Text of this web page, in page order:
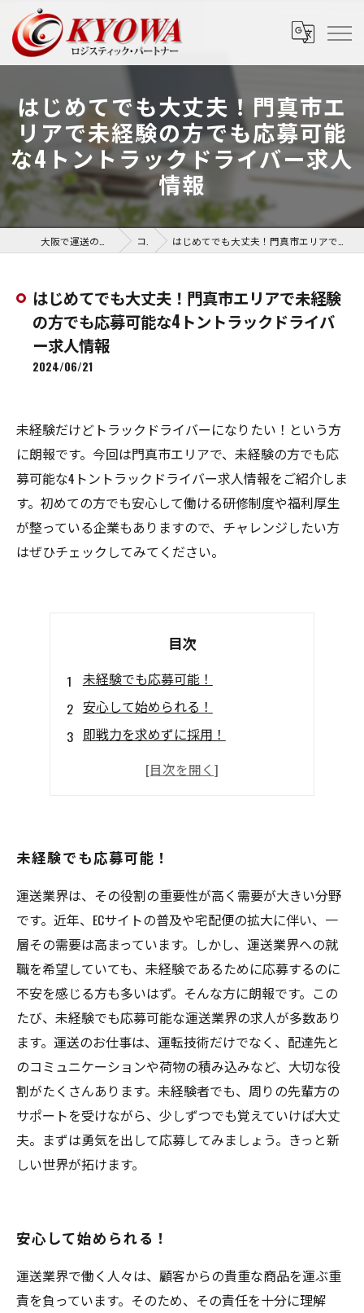
はじめてでも大丈夫！門真市エ
リアで未経験の方でも応募可能
な4トントラックドライバー求人
情報
コラム はじめてでも大丈夫！門真市エリアで未経験の方でも応募可能な4トントラックドライバー求人情報
はじめてでも大丈夫！門真市エリアで未経験
の方でも応募可能な4トントラックドライバ
ー求人情報
2024/06/21
未経験だけどトラックドライバーになりたい！という方
に朗報です。今回は門真市エリアで、未経験の方でも応
募可能な4トントラックドライバー求人情報をご紹介しま
す。初めての方でも安心して働ける研修制度や福利厚生
が整っている企業もありますので、チャレンジしたい方
はぜひチェックしてみてください。
目次
未経験でも応募可能！
安心して始められる！
即戦力を求めずに採用！
しっかり稼げる！
未経験でも応募可能！
運送業界は、その役割の重要性が高く需要が大きい分野
です。近年、ECサイトの普及や宅配便の拡大に伴い、一
層その需要は高まっています。しかし、運送業界への就
職を希望していても、未経験であるために応募するのに
不安を感じる方も多いはず。そんな方に朗報です。この
たび、未経験でも応募可能な運送業界の求人が多数あり
ます。運送のお仕事は、運転技術だけでなく、配達先と
のコミュニケーションや荷物の積み込みなど、大切な役
割がたくさんあります。未経験者でも、周りの先輩方の
サポートを受けながら、少しずつでも覚えていけば大丈
夫。まずは勇気を出して応募してみましょう。きっと新
しい世界が拓けます。
安心して始められる！
運送業界で働く人々は、顧客からの貴重な商品を運ぶ重
責を負っています。そのため、その責任を十分に理解